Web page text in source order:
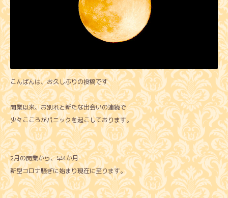
こんばんは、お久しぶりの投稿です
開業以来、お別れと新たな出会いの連続で
少々こころがパニックを起こしております。
2月の開業から、早4か月
新型コロナ騒ぎに始まり現在に至ります。